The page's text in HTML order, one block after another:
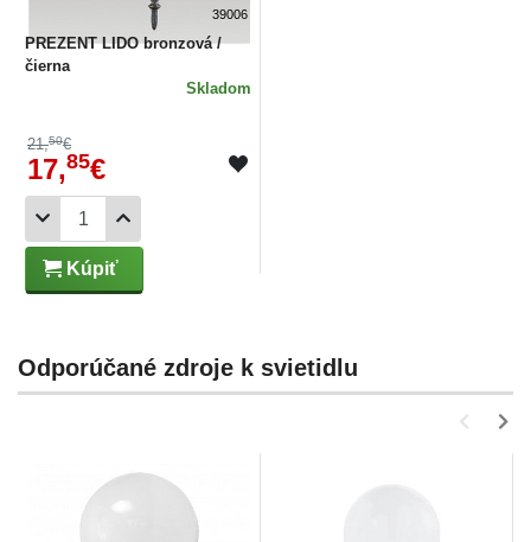
39006
PREZENT LIDO bronzová /
čierna
Skladom
21,50€
17,85€
Kúpiť
Odporúčané zdroje k svietidlu